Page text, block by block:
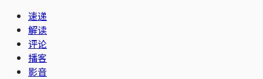
速递
解读
评论
播客
影音